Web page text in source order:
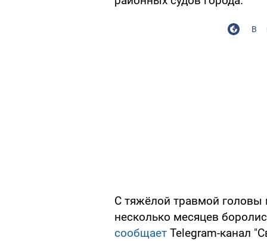
С тяжёлой травмой головы
несколько месяцев
сообщает Telegram-канал